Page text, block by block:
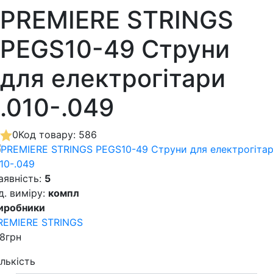
PREMIERE STRINGS
PEGS10-49 Струни
для електрогітари
.010-.049
0Код товару: 586
5
виміру: компл
STRINGS